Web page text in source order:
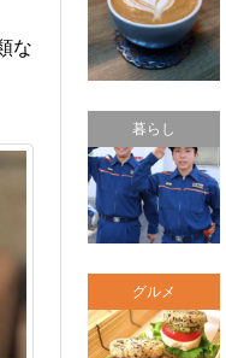
な
暮らし
グルメ